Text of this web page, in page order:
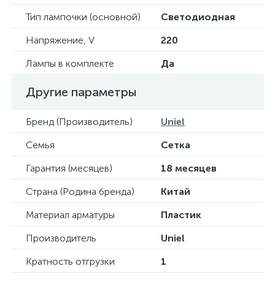
Тип лампочки (основной)
Светодиодная
Напряжение, V
220
Лампы в комплекте
Да
Другие параметры
Бренд (Производитель)
Uniel
Семья
Сетка
Гарантия (месяцев)
18 месяцев
Страна (Родина бренда)
Китай
Материал арматуры
Пластик
Производитель
Uniel
Кратность отгрузки
1